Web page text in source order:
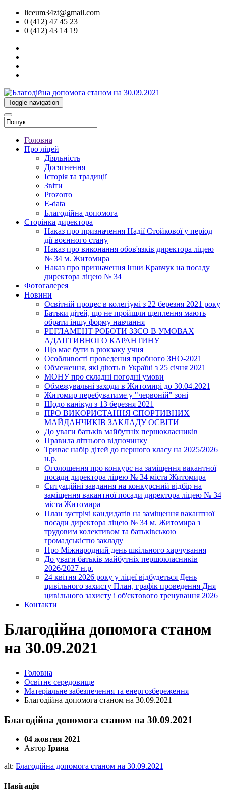
liceum34zt@gmail.com
0 (412) 47 45 23
0 (412) 43 14 19
Toggle navigation
Головна
Про ліцей
Діяльність
Досягнення
Історія та традиції
Звіти
Prozorro
E-data
Благодійна допомога
Сторінка директора
Наказ про призначення Надії Стойкової у період
дії воєнного стану
Наказ про виконання обов'язків директора ліцею
№ 34 м. Житомира
Наказ про призначення Інни Кравчук на посаду
директора ліцею № 34
Фотогалерея
Новини
Освітній процес в колегіумі з 22 березня 2021 року
Батьки дітей, що не пройшли щеплення мають
обрати іншу форму навчання
РЕГЛАМЕНТ РОБОТИ ЗЗСО В УМОВАХ
АДАПТИВНОГО КАРАНТИНУ
Що має бути в рюкзаку учня
Особливості проведення пробного ЗНО-2021
Обмеження, які діють в Україні з 25 січня 2021
МОНУ про складні погодні умови
Обмежувальні заходи в Житомирі до 30.04.2021
Житомир перебуватиме у "червоній" зоні
Щодо канікул з 13 березня 2021
ПРО ВИКОРИСТАННЯ СПОРТИВНИХ
МАЙДАНЧИКІВ ЗАКЛАДУ ОСВІТИ
До уваги батьків майбутніх першокласників
Правила літнього відпочинку
Триває набір дітей до першого класу на 2025/2026
н.р.
Оголошення про конкурс на заміщення вакантної
посади директора ліцею № 34 міста Житомира
Ситуаційні завдання на конкурсний відбір на
заміщення вакантної посади директора ліцею № 34
міста Житомира
План зустрічі кандидатів на заміщення вакантної
посади директора ліцею № 34 м. Житомира з
трудовим колективом та батьківською
громадськістю закладу
Про Міжнародний день шкільного харчування
До уваги батьків майбутніх першокласників
2026/2027 н.р.
24 квітня 2026 року у ліцеї відбудеться День
цивільного захисту План, графік проведення Дня
цивільного захисту і об'єктового тренування 2026
Контакти
Благодійна допомога станом
на 30.09.2021
Головна
Освітнє середовище
Матеріальне забезпечення та енергозбереження
Благодійна допомога станом на 30.09.2021
Благодійна допомога станом на 30.09.2021
04 жовтня 2021
Автор Ірина
alt: Благодійна допомога станом на 30.09.2021
Навігація